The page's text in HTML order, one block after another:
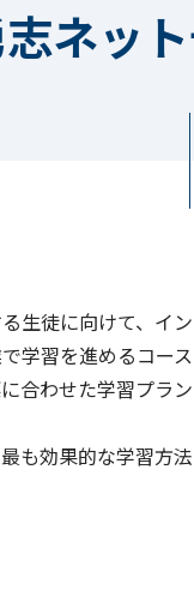
ネッ
生徒に向けて、イ
学習を進めるコース
合わせた学習プラ
も効果的な学習方